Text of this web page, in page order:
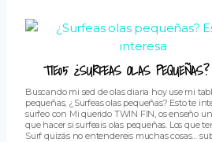
T1E05 ¿SURFEAS OLAS
Buscando mi sed de olas diaria hoy use mi
pequeñas, ¿Surfeas olas pequeñas? Esto te
surfeo con Mi querido TWIN FIN, os enseño
que hacer si surfeais olas pequeñas. Los que
Surf quizás no entendereis muchas cosas…